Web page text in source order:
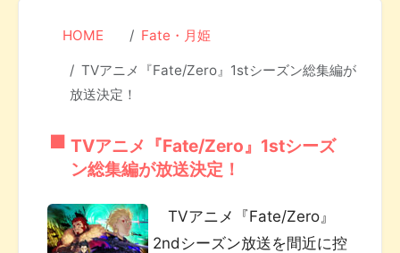
HOME Fate・月姫
TVアニメ『Fate/Zero』1stシーズン総集編が
放送決定！
TVアニメ『Fate/Zero』1stシーズ
ン総集編が放送決定！
TVアニメ『Fate/Zero』
2ndシーズン放送を間近に控